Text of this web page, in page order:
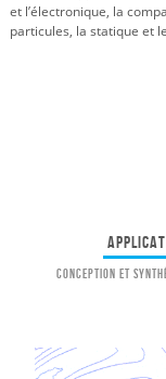
et l’électronique, la
particules, la statique et
Conception et